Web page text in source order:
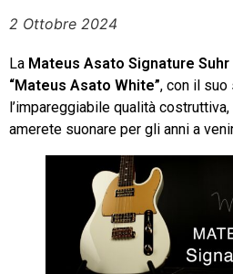
2 Ottobre 2024
La Mateus Asato Signature
“Mateus Asato White”, con il
l’impareggiabile qualità
amerete suonare per gli anni a